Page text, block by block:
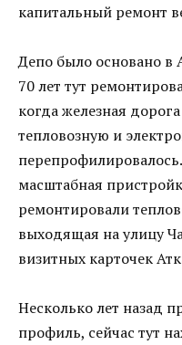
капитальный ремонт
Депо было основано в
70 лет тут
когда железная
тепловозную и
масштабная
ремонтировали
выходящая на улицу
визитных карточек
Несколько лет назад
профиль, сейчас тут